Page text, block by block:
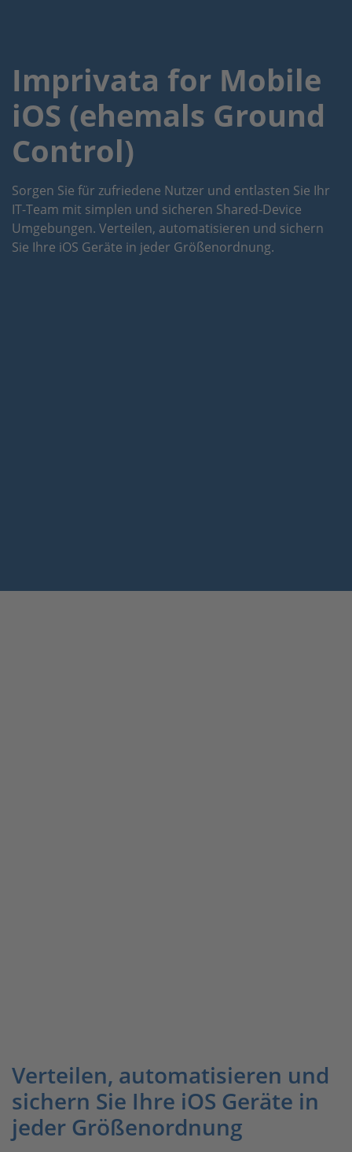
Imprivata for Mobile
iOS (ehemals Ground
Control)
Sorgen Sie für zufriedene Nutzer und entlasten Sie Ihr
IT-Team mit simplen und sicheren Shared-Device
Umgebungen. Verteilen, automatisieren und sichern
Sie Ihre iOS Geräte in jeder Größenordnung.
Verteilen, automatisieren und
sichern Sie Ihre iOS Geräte in
jeder Größenordnung